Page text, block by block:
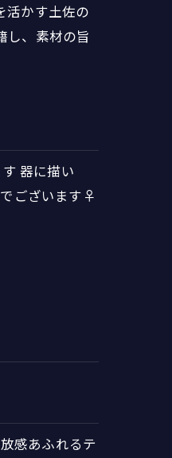
活かす土佐の
し、素材の旨
器に描い
ございます♀
感あふれるテ